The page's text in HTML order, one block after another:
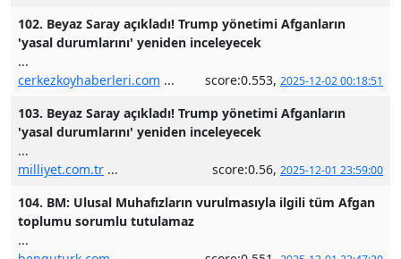
102. Beyaz Saray açıkladı! Trump yönetimi Afganların
'yasal durumlarını' yeniden inceleyecek
...
cerkezkoyhaberleri.com ... score:0.553, 2025-12-02 00:18:51
103. Beyaz Saray açıkladı! Trump yönetimi Afganların
'yasal durumlarını' yeniden inceleyecek
...
milliyet.com.tr ... score:0.56, 2025-12-01 23:59:00
104. BM: Ulusal Muhafızların vurulmasıyla ilgili tüm Afgan
toplumu sorumlu tutulamaz
...